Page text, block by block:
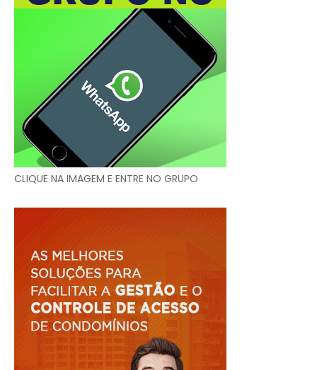
CLIQUE NA IMAGEM E ENTRE NO GRUPO